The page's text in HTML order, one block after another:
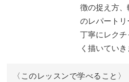
徴の捉え方
のレパート
丁寧にレク
く描いてい
〈このレッスンで学べること〉